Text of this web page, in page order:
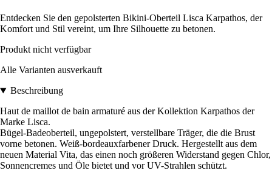
Entdecken Sie den gepolsterten Bikini-Oberteil Lisca Karpathos, der
Komfort und Stil vereint, um Ihre Silhouette zu betonen.
Produkt nicht verfügbar
Alle Varianten ausverkauft
Beschreibung
Haut de maillot de bain armaturé aus der Kollektion Karpathos der
Marke Lisca.
Bügel-Badeoberteil, ungepolstert, verstellbare Träger, die die Brust
vorne betonen. Weiß-bordeauxfarbener Druck. Hergestellt aus dem
neuen Material Vita, das einen noch größeren Widerstand gegen Chlor,
Sonnencremes und Öle bietet und vor UV-Strahlen schützt.